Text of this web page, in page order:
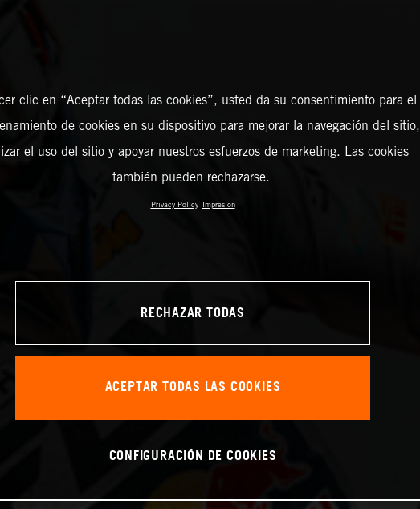
clic en “Aceptar todas las cookies”, usted da su consentimiento para el
de cookies en su dispositivo para mejorar la navegación del sitio,
el uso del sitio y apoyar nuestros esfuerzos de marketing. Las cookies
también pueden rechazarse.
Privacy Policy Impresión
RECHAZAR TODAS
ACEPTAR TODAS LAS COOKIES
CONFIGURACIÓN DE COOKIES